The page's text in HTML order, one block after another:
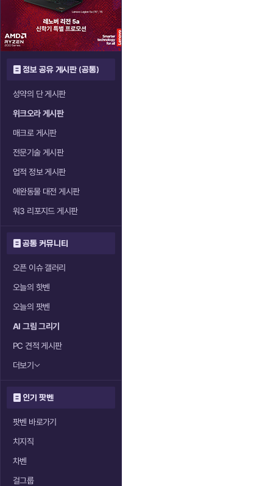
정보 공유 게시판 (공통)
성약의 단 게시판
위크오라 게시판
매크로 게시판
전문기술 게시판
업적 정보 게시판
애완동물 대전 게시판
워3 리포지드 게시판
공통 커뮤니티
오픈 이슈 갤러리
오늘의 핫벤
오늘의 팟벤
AI 그림 그리기
PC 견적 게시판
더보기
인기 팟벤
팟벤 바로가기
치지직
차벤
걸그룹